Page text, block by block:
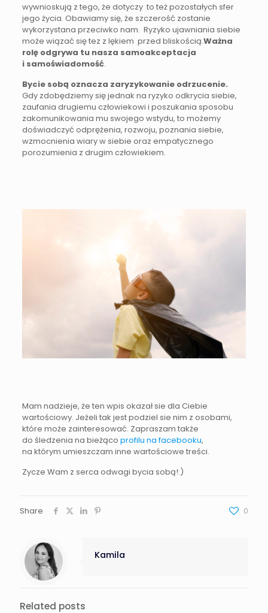
wywnioskują z tego, że dotyczy to też pozostałych sfer
jego życia. Obawiamy się, że szczerość zostanie
wykorzystana przeciwko nam. Ryzyko ujawniania siebie
może wiązać się tez z lękiem przed bliskością.Ważna
rolę odgrywa tu nasza samoakceptacja
i samoświadomość.
Bycie sobą oznacza zaryzykowanie odrzucenie.
Gdy zdobędziemy się jednak na ryzyko odkrycia siebie,
zaufania drugiemu człowiekowi i poszukania sposobu
zakomunikowania mu swojego wstydu, to możemy
doświadczyć odprężenia, rozwoju, poznania siebie,
wzmocnienia wiary w siebie oraz empatycznego
porozumienia z drugim człowiekiem.
Mam nadzieje, że ten wpis okazał sie dla Ciebie
wartościowy. Jeżeli tak jest podziel sie nim z osobami,
które może zainteresować. Zapraszam także
do śledzenia na bieżąco profilu na facebooku,
na którym umieszczam inne wartościowe treści.
Zycze Wam z serca odwagi bycia sobą!:)
Share 0
Kamila
Related posts